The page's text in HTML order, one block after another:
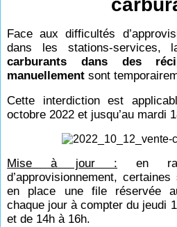
Face aux difficultés
dans les stations-services,
carburants dans des
manuellementsont
Cette interdiction est
octobre 2022 et jusqu’au mardi
Mise à jour : en
d’approvisionnement,
en place une file réservée
chaque jour à compter du jeudi
et de 14h à 16h.